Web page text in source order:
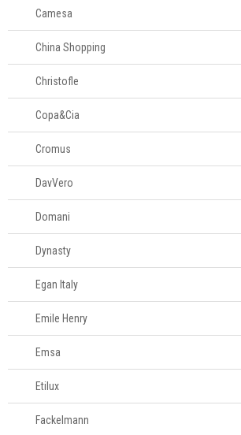
Login
Criar conta
Pesquisar Lista
61
996581061
Televendas
61
996588122
Camesa
China Shopping
Christofle
Copa&Cia
Cromus
DavVero
Domani
Dynasty
Egan Italy
Emile Henry
Emsa
Etilux
Fackelmann